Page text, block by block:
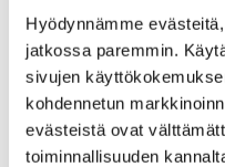
Hyödynnämme
jatkossa paremmin.
sivujen
kohdennetun
evästeistä ovat
toiminnallisuuden